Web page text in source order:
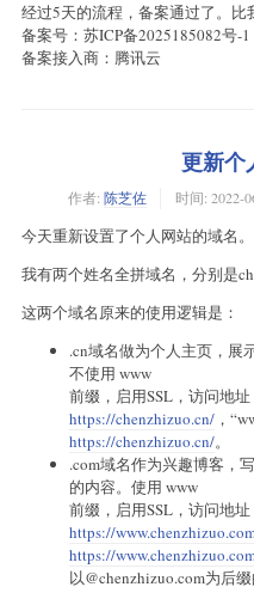
经过5天的流程，备案通过了。比
备案号：苏ICP备2025185082号-1
备案接入商：腾讯云
更新个
作者: 陈芝佐 时间: 2022-
今天重新设置了个人网站的域名。
我有两个姓名全拼域名，分别是
这两个域名原来的使用逻辑是：
.cn域名做为个人主页，展
不使用 www
前缀，启用SSL，访问地址
https://chenzhizuo.cn/ ，
https://chenzhizuo.cn/。
.com域名作为兴趣博客，
的内容。使用 www
前缀，启用SSL，访问地址
https://
https://
以@chenzhizuo.com为后缀